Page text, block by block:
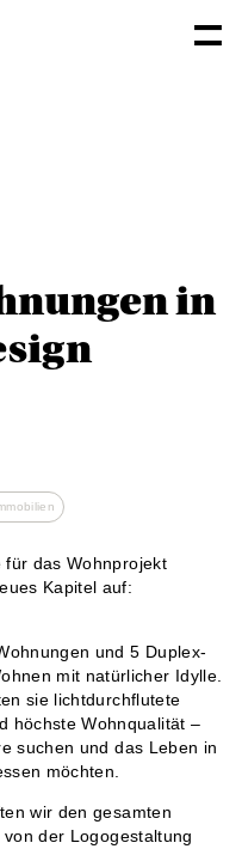
in
das Wohnprojekt
Kapitel auf:
und 5 Duplex-
mit natürlicher Idylle.
sie lichtdurchflutete
höchste Wohnqualität –
suchen und das Leben in
möchten.
wir den gesamten
der Logogestaltung